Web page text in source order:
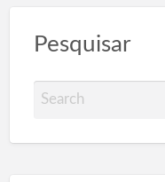
Pesquisar
a